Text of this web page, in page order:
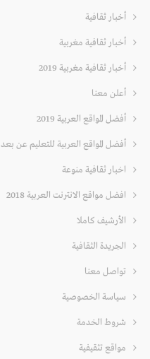
أخبار ثقافية
أخبار ثقافية مغربية
أخبار ثقافية مغربية 2019
أعلن معنا
أفضل المواقع العربية 2019
أفضل المواقع العربية للتعليم عن بعد
اخبار ثقافية منوعة
افضل مواقع الانترنت العربية 2018
الأرشيف كاملا
الجريدة الثقافية
تواصل معنا
سياسة الخصوصية
شروط الخدمة
مواقع تثقيفية